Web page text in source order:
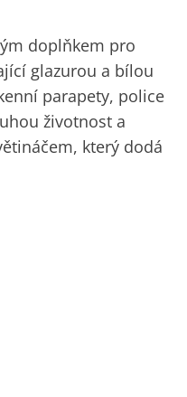
doplňkem pro
glazurou a bílou
parapety, police
životnost a
který dodá